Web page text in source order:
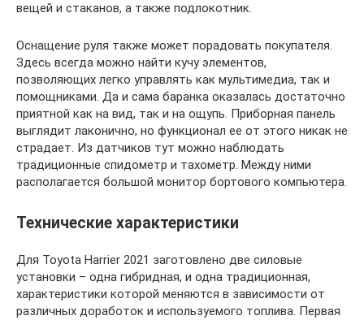
вещей и стаканов, а также подлокотник.
Оснащение руля также может порадовать покупателя.
Здесь всегда можно найти кучу элементов,
позволяющих легко управлять как мультимедиа, так и
помощниками. Да и сама баранка оказалась достаточно
приятной как на вид, так и на ощупь. Приборная панель
выглядит лаконично, но функционал ее от этого никак не
страдает. Из датчиков тут можно наблюдать
традиционные спидометр и тахометр. Между ними
располагается большой монитор бортового компьютера.
Технические характеристики
Для Toyota Harrier 2021 заготовлено две силовые
установки – одна гибридная, и одна традиционная,
характеристики которой меняются в зависимости от
различных доработок и используемого топлива. Первая